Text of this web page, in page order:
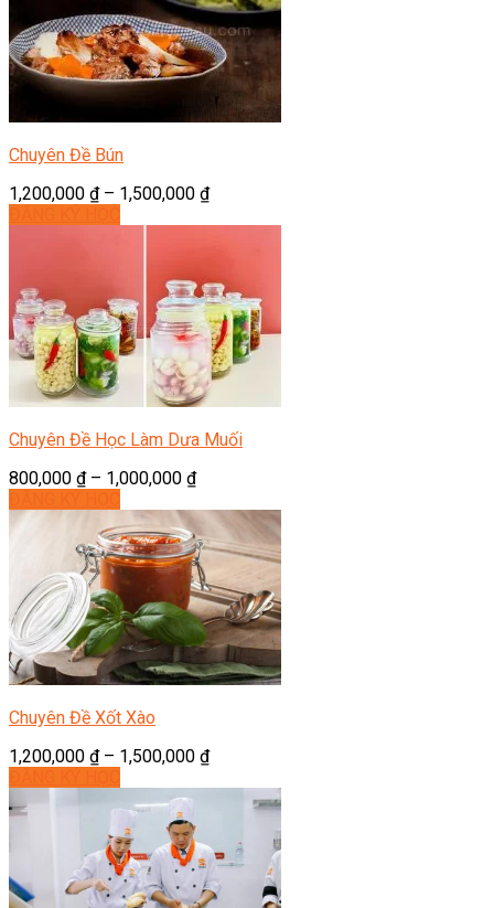
Chuyên Đề Bún
1,200,000 ₫– 1,500,000 ₫
Chuyên Đề Học Làm Dưa Muối
800,000 ₫– 1,000,000 ₫
Chuyên Đề Xốt Xào
1,200,000 ₫– 1,500,000 ₫